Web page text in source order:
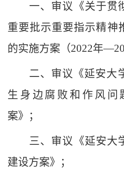
一、审议《关于贯
重要批示重要指示精神
的实施方案（2022年
二、审议《延安大
生身边腐败和作风问
案》；
三、审议《延安大
建设方案》；